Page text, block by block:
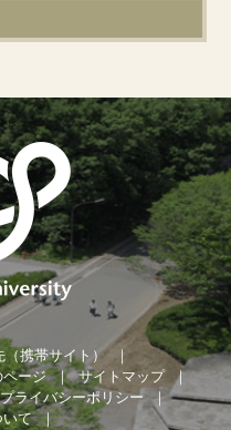
（携帯サイト）
ページ
サイトマップ
プライバシーポリシー
いて